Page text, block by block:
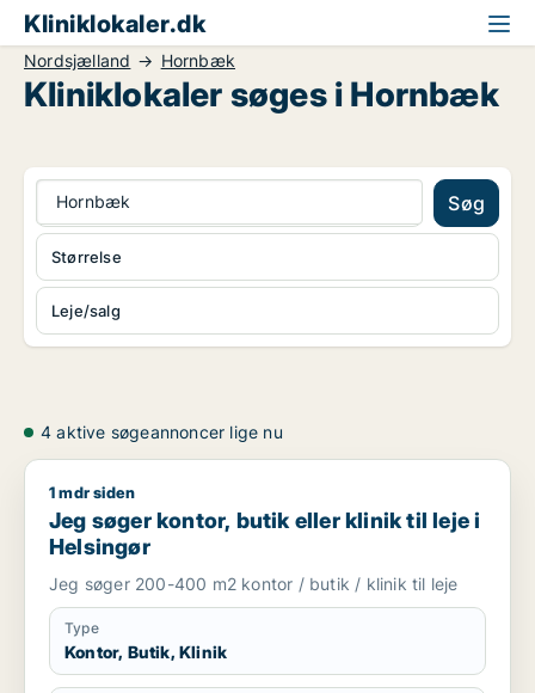
Kliniklokaler.dk
Nordsjælland Hornbæk
Kliniklokaler søges i Hornbæk
Hornbæk Søg
Leje/salg
Størrelse
4 aktive søgeannoncer lige nu
Jeg søger kontor, butik eller klinik til leje i Helsingør
1 mdr siden
Jeg søger kontor, butik eller klinik til leje i
Helsingør
Jeg søger 200-400 m2 kontor / butik / klinik til leje
Type
Kontor, Butik, Klinik